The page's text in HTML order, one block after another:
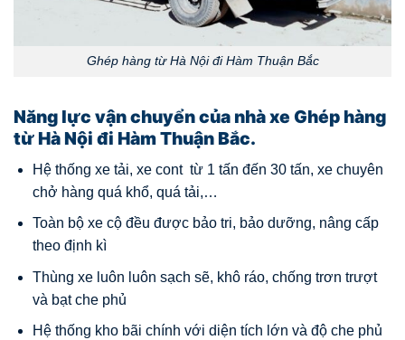
Ghép hàng từ Hà Nội đi Hàm Thuận Bắc
Năng lực vận chuyển của nhà xe Ghép hàng
từ Hà Nội đi Hàm Thuận Bắc.
Hệ thống xe tải, xe cont từ 1 tấn đến 30 tấn, xe chuyên
chở hàng quá khổ, quá tải,…
Toàn bộ xe cộ đều được bảo tri, bảo dưỡng, nâng cấp
theo định kì
Thùng xe luôn luôn sạch sẽ, khô ráo, chống trơn trượt
và bạt che phủ
Hệ thống kho bãi chính với diện tích lớn và độ che phủ